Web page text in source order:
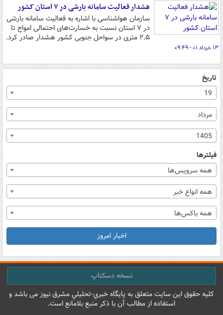
هشدار فعالیت سامانه بارشی در ۷ استان کشور
سازمان هواشناسی با اشاره به فعالیت سامانه بارشی
در ۷ استان نسبت به خسارت‌های احتمالی امواج تا
۲.۵ متری در سواحل جنوبی کشور هشدار صادر کرد.
۱۳ خرداد ۰۱ - ۰۹:۴۹
تاریخ
19
مرداد
1405
فیلترها
همه سرویس‌ها
همه انواع خبر
همه باکس‌ها
اخبار امروز
نسخه دسکتاپ
کليه حقوق اين سايت متعلق به پایگاه خبري-تحليلي مشرق نيوز می باشد و
استفاده از مطالب آن با ذکر منبع بلامانع است.